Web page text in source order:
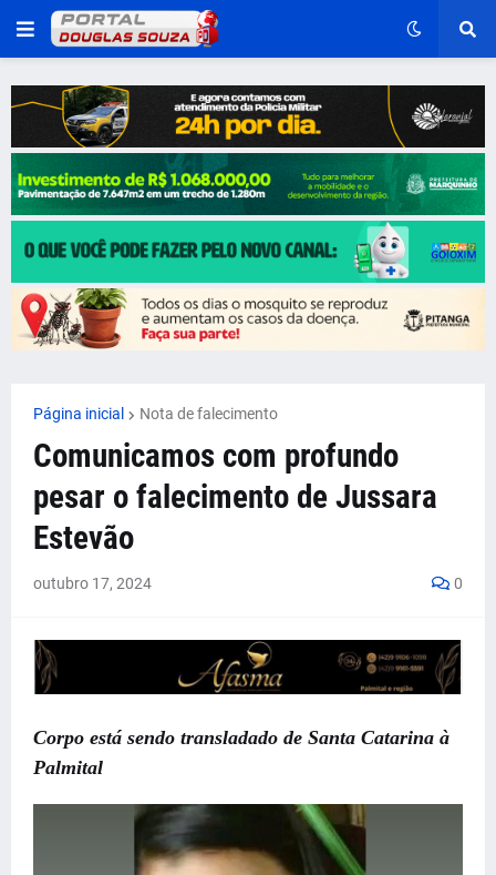
Página inicial Nota de falecimento
Comunicamos com profundo
pesar o falecimento de Jussara
Estevão
outubro 17, 2024 0
Corpo está sendo transladado de Santa Catarina à
Palmital